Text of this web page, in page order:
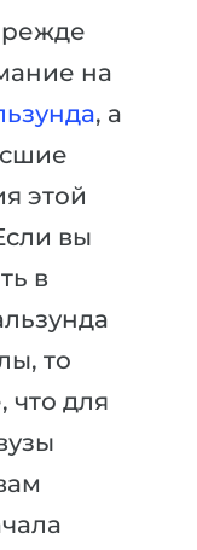
на
, а
этой
вы
в
то
что для